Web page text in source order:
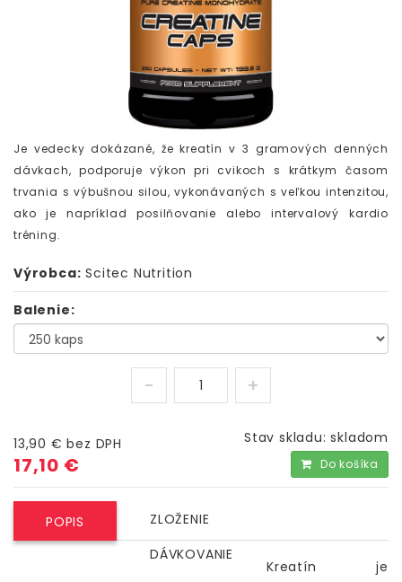
Je vedecky dokázané, že kreatín v 3 gramových denných
dávkach, podporuje výkon pri cvikoch s krátkym časom
trvania s výbušnou silou, vykonávaných s veľkou intenzitou,
ako je napríklad posilňovanie alebo intervalový kardio
tréning.
Výrobca: Scitec Nutrition
Balenie:
13,90 €bez DPH
17,10 €
Stav skladu:skladom
Do košíka
POPIS
ZLOŽENIE
DÁVKOVANIE
Kreatín je